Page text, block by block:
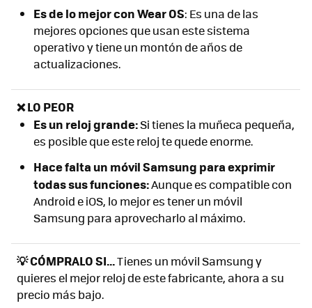
Es de lo mejor con Wear OS: Es una de las
mejores opciones que usan este sistema
operativo y tiene un montón de años de
actualizaciones.
❌ LO PEOR
Es un reloj grande:Si tienes la muñeca pequeña,
es posible que este reloj te quede enorme.
Hace falta un móvil Samsung para exprimir
todas sus funciones:Aunque es compatible con
Android e iOS, lo mejor es tener un móvil
Samsung para aprovecharlo al máximo.
💡 CÓMPRALO SI...Tienes un móvil Samsung y
quieres el mejor reloj de este fabricante, ahora a su
precio más bajo.